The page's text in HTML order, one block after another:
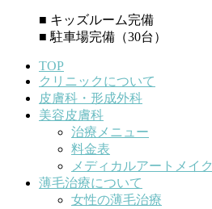
■ キッズルーム完備
■ 駐車場完備（30台）
TOP
クリニックについて
皮膚科・形成外科
美容皮膚科
治療メニュー
料金表
メディカルアートメイク
薄毛治療について
女性の薄毛治療